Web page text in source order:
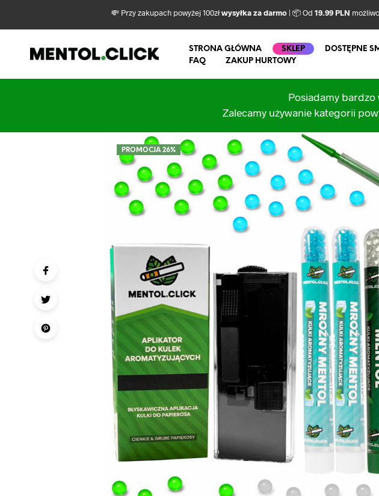
💸 Przy zakupach powyżej 100złwysyłka za darmo| 📦 Od 19.99 PLN
STRONA GŁÓWNA SKLEP DOSTĘPNE
FAQ
ZAKUP HURTOWY
Posiadamy
Zalecamy używanie kategorii
PROMOCJA 26%